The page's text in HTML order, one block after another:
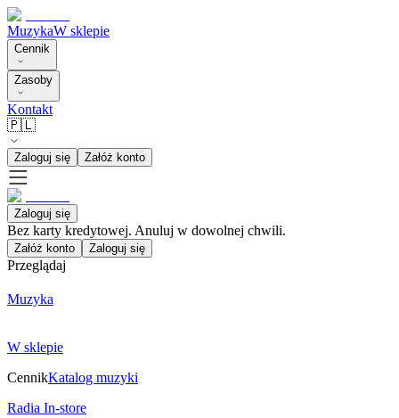
MuzykaW sklepie
Cennik
Zasoby
Kontakt
🇵🇱
Zaloguj się Załóż konto
Zaloguj się
Bez karty kredytowej. Anuluj w dowolnej chwili.
Załóż konto Zaloguj się
Przeglądaj
Muzyka
W sklepie
CennikKatalog muzyki
Radia In-store